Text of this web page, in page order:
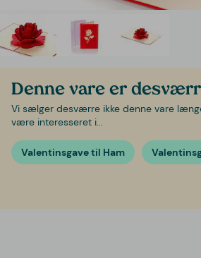
Denne vare er
Vi sælger desværre ikke denne vare
være interesseret i...
Valentinsgave til Ham